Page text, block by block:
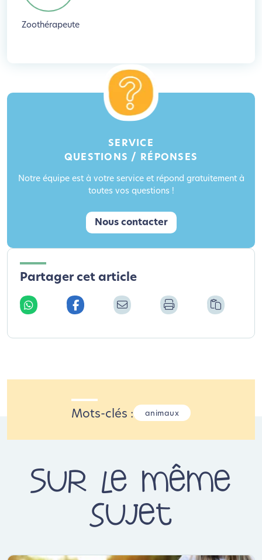
Zoothérapeute
SERVICE
QUESTIONS / RÉPONSES
Notre équipe est à votre service et répond gratuitement à
toutes vos questions !
Nous contacter
Partager cet article
Mots-clés : animaux
Sur le même
sujet